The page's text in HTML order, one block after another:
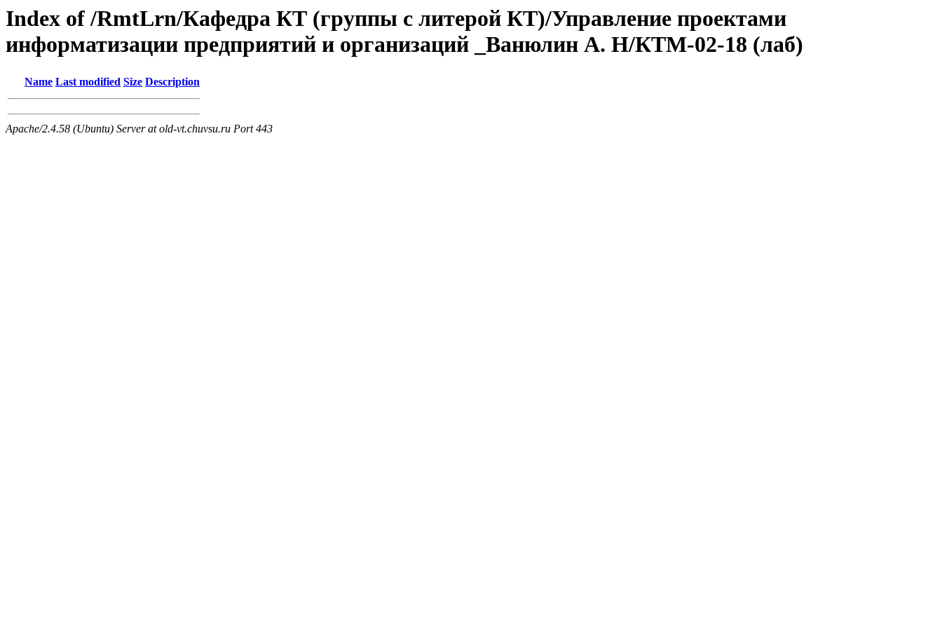
Index of /RmtLrn/Кафедра КТ (группы с литерой КТ)/Управление проектами
информатизации предприятий и организаций _Ванюлин А. Н/КТМ-02-18 (лаб)
Name Last modified Size Description
Apache/2.4.58 (Ubuntu) Server at old-vt.chuvsu.ru Port 443